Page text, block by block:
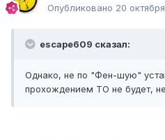
Опубликовано 20
escape609 сказал:
Однако, не по "Фен-шую"
прохождением ТО не будет,